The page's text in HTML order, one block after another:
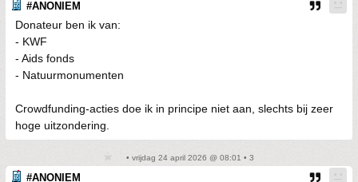
#ANONIEM
Donateur ben ik van:
- KWF
- Aids fonds
- Natuurmonumenten
Crowdfunding-acties doe ik in principe niet aan, slechts bij zeer
hoge uitzondering.
• vrijdag 24 april 2026 @ 08:01 • 3
#ANONIEM